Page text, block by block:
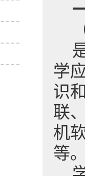
学
识
联
机
等